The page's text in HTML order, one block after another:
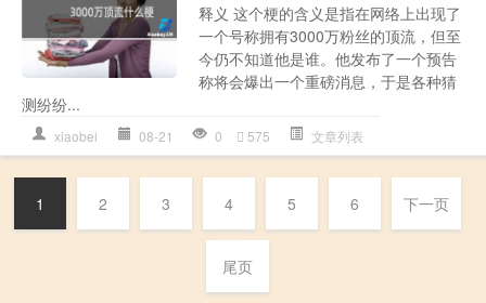
释义 这个梗的含义是指在网络上出现了
一个号称拥有3000万粉丝的顶流，但至
今仍不知道他是谁。他发布了一个预告
称将会爆出一个重磅消息，于是各种猜
测纷纷...
xiaobei 08-21 0 575 文章列表
1 2 3 4 5 6 下一页
尾页